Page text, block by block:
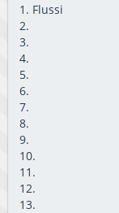
1. Flussi
2.
3.
4.
5.
6.
7.
8.
9.
10.
11.
12.
13.